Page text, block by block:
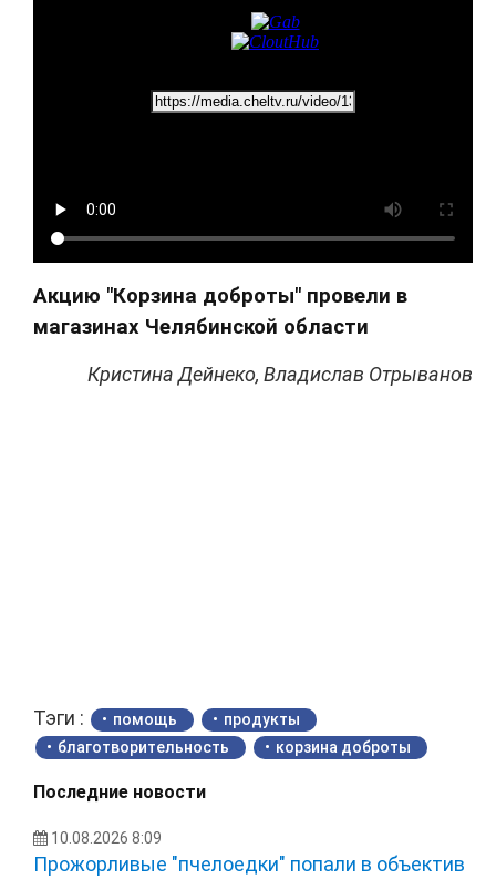
Акцию "Корзина доброты" провели в
магазинах Челябинской области
Кристина Дейнеко, Владислав Отрыванов
Тэги : помощь
продукты
благотворительность
корзина доброты
Последние новости
10.08.2026 8:09
Прожорливые "пчелоедки" попали в объектив